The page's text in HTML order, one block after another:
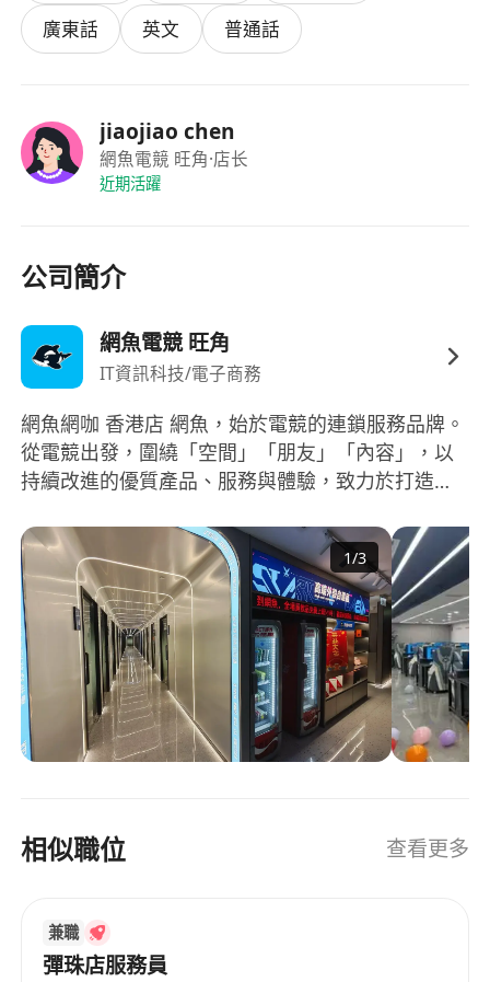
65-训练员70-见习经理75-值班-店长
廣東話
英文 普通話
jiaojiao chen
網魚電競 旺角·店长
近期活躍
公司簡介
網魚電競 旺角
IT資訊科技/電子商務
網魚網咖 香港店 網魚，始於電競的連鎖服務品牌。
從電競出發，圍繞「空間」「朋友」「內容」，以
持續改進的優質產品、服務與體驗，致力於打造全
下擁有網魚電競、網魚電競酒店兩大連鎖，現已發
展為跨品牌、跨業態、跨平台的綜合娛樂型品牌。
1/3
相似職位 查看更多
兼職
彈珠店服務員